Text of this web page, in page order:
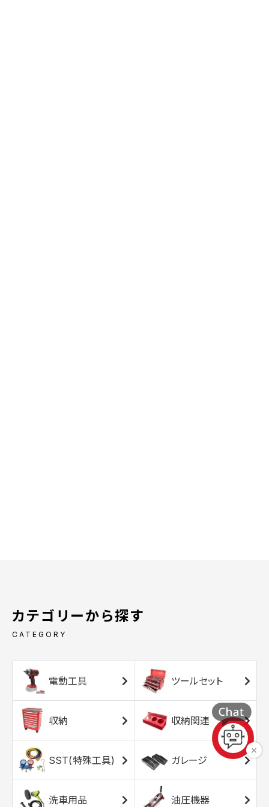
カテゴリーから探す
CATEGORY
電動工具 ツールセット
収納 収納関連
SST(特殊工具) ガレージ
洗車用品 油圧機器